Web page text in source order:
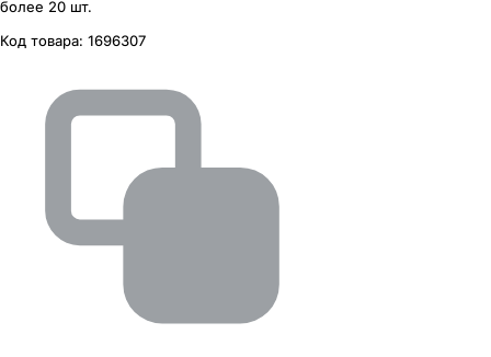
более 20 шт.
Код товара: 1696307